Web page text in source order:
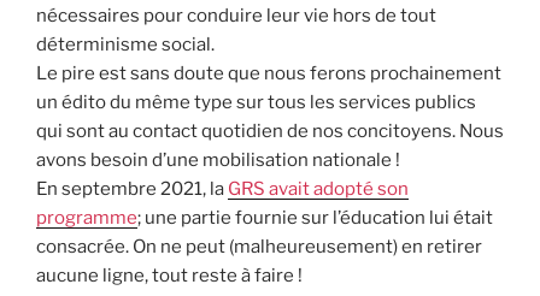
nécessaires pour conduire leur vie hors de tout
déterminisme social.
Le pire est sans doute que nous ferons prochainement
un édito du même type sur tous les services publics
qui sont au contact quotidien de nos concitoyens. Nous
avons besoin d’une mobilisation nationale !
En septembre 2021, la GRS avait adopté son
programme; une partie fournie sur l’éducation lui était
consacrée. On ne peut (malheureusement) en retirer
aucune ligne, tout reste à faire !